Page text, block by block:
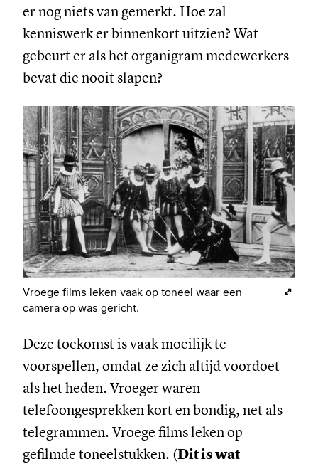
er nog niets van gemerkt. Hoe zal
kenniswerk er binnenkort uitzien? Wat
gebeurt er als het organigram medewerkers
bevat die nooit slapen?
Vroege films leken vaak op toneel waar een
camera op was gericht.
Deze toekomst is vaak moeilijk te
voorspellen, omdat ze zich altijd voordoet
als het heden. Vroeger waren
telefoongesprekken kort en bondig, net als
telegrammen. Vroege films leken op
gefilmde toneelstukken. (Dit is wat